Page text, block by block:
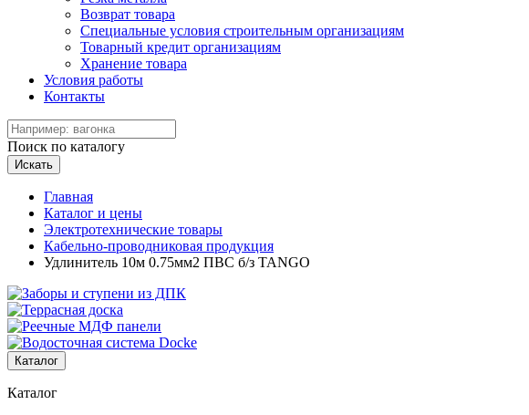
Возврат товара
Специальные условия строительным организациям
Товарный кредит организациям
Хранение товара
Условия работы
Контакты
Поиск по каталогу
Искать
Главная
Каталог и цены
Электротехнические товары
Кабельно-проводниковая продукция
Удлинитель 10м 0.75мм2 ПВС б/з TANGO
Каталог
Каталог